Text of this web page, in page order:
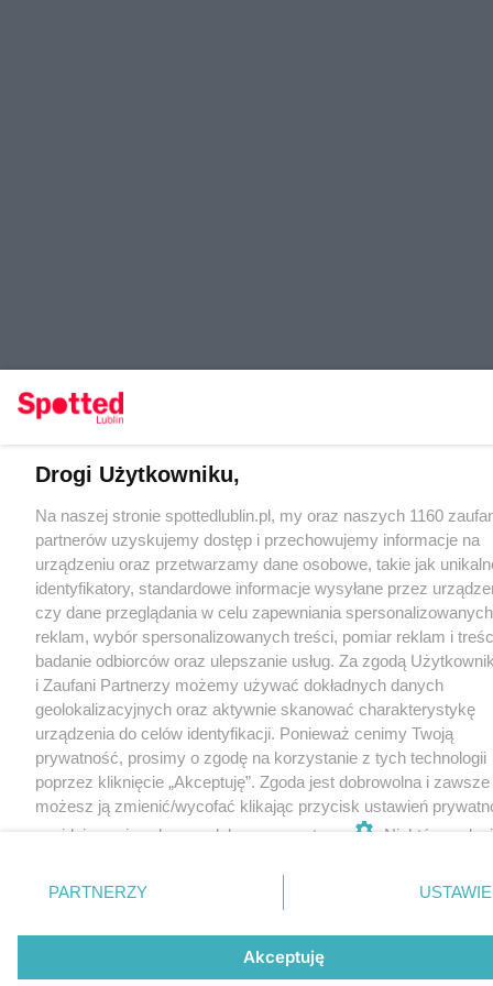
Drogi Użytkowniku,
Na naszej stronie spottedlublin.pl, my oraz naszych 1160
partnerów uzyskujemy dostęp i przechowujemy informacje na
urządzeniu oraz przetwarzamy dane osobowe, takie jak
identyfikatory, standardowe informacje wysyłane przez
czy dane przeglądania w celu zapewniania spersonalizowanych
reklam, wybór spersonalizowanych treści, pomiar reklam i
badanie odbiorców oraz ulepszanie usług. Za zgodą
i Zaufani Partnerzy możemy używać dokładnych danych
geolokalizacyjnych oraz aktywnie skanować charakterystykę
urządzenia do celów identyfikacji. Ponieważ cenimy Twoją
prywatność, prosimy o zgodę na korzystanie z tych technologii
poprzez kliknięcie „Akceptuję”. Zgoda jest dobrowolna i zawsze
możesz ją zmienić/wycofać klikając przycisk ustawień
znajdujący się w lewym dolnym rogu strony
. Niektóre
prawo sprzeciwić się takiemu przetwarzaniu. Preferencje będą
Zapoznaj się z poniższymi informacjami, abyś mógł świadomie
komfortowo korzystać z naszych serwisów internetowych.
PARTNERZY
Akceptuję